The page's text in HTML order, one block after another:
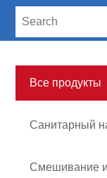
Все продукты
Санитарный
Смешивание